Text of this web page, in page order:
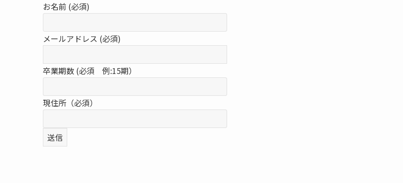
お名前 (必須)
メールアドレス (必須)
卒業期数 (必須 例:15期）
現住所（必須）